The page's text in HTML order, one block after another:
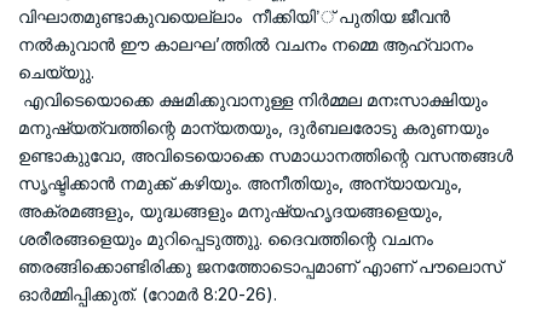
വിഘാതമുണ്ടാകുവയെല്ലാം നീക്കിയി’് പുതിയ ജീവന്‍
നല്‍കുവാന്‍ ഈ കാലഘ’ത്തില്‍ വചനം നമ്മെ ആഹ്വാനം
ചെയ്യുു.
എവിടെയൊക്കെ ക്ഷമിക്കുവാനുള്ള നിര്‍മ്മല മനഃസാക്ഷിയും
മനുഷ്യത്വത്തിന്റെ മാന്യതയും, ദുര്‍ബലരോടു കരുണയും
ഉണ്ടാകുുവോ, അവിടെയൊക്കെ സമാധാനത്തിന്റെ വസന്തങ്ങള്‍
സൃഷ്ടിക്കാന്‍ നമുക്ക് കഴിയും. അനീതിയും, അന്യായവും,
അക്രമങ്ങളും, യുദ്ധങ്ങളും മനുഷ്യഹൃദയങ്ങളെയും,
ശരീരങ്ങളെയും മുറിപ്പെടുത്തുു. ദൈവത്തിന്റെ വചനം
ഞരങ്ങിക്കൊണ്ടിരിക്കു ജനത്തോടൊപ്പമാണ് എാണ് പൗലൊസ്
ഓര്‍മ്മിപ്പിക്കുത്. (റോമര്‍ 8:20-26).